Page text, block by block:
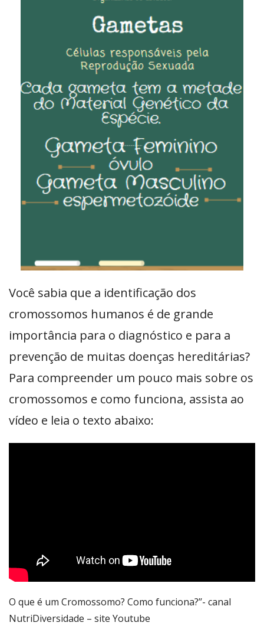
Você sabia que a identificação dos
cromossomos humanos é de grande
importância para o diagnóstico e para a
prevenção de muitas doenças hereditárias?
Para compreender um pouco mais sobre os
cromossomos e como funciona, assista ao
vídeo e leia o texto abaixo:
O que é um Cromossomo? Como funciona?’’- canal
NutriDiversidade – site Youtube